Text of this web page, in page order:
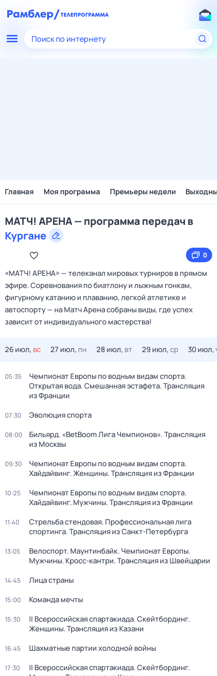
Поиск по интернету
Главная Моя программа Премьеры недели
МАТЧ! АРЕНА — программа передач в
Кургане
0
«МАТЧ! АРЕНА» — телеканал мировых турниров в прямом
эфире. Соревнования по биатлону и лыжным гонкам,
фигурному катанию и плаванию, легкой атлетике и
автоспорту — на Матч Арена собраны виды, где успех
зависит от индивидуального мастерства!
26 июл, вс 27 июл, пн 28 июл, вт 29 июл,ср 30 июл,
05:35
Чемпионат Европы по водным видам спорта.
Открытая вода. Смешанная эстафета. Трансляция
из Франции
07:30 Эволюция спорта
08:00
Бильярд. «BetBoom Лига Чемпионов». Трансляция
из Москвы
09:30
Чемпионат Европы по водным видам спорта.
Хайдайвинг. Женщины. Трансляция из Франции
10:25
Чемпионат Европы по водным видам спорта.
Хайдайвинг. Мужчины. Трансляция из Франции
11:40
Стрельба стендовая. Профессиональная лига
спортинга. Трансляция из Санкт-Петербурга
13:05
Велоспорт. Маунтинбайк. Чемпионат Европы.
Мужчины. Кросс-кантри. Трансляция из Швейцарии
14:45 Лица страны
15:00 Команда мечты
15:30
II Всероссийская спартакиада. Скейтбординг.
Женщины. Трансляция из Казани
16:45 Шахматные партии холодной войны
17:30
II Всероссийская спартакиада. Скейтбординг.